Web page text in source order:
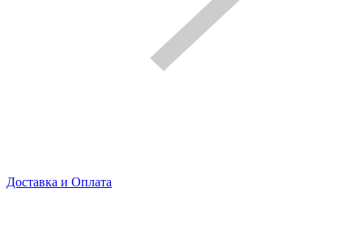
Доставка и Оплата